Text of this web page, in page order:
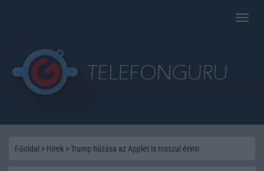
Toggle
Főoldal > Hírek >Trump húzása az Applet is rosszul érinti